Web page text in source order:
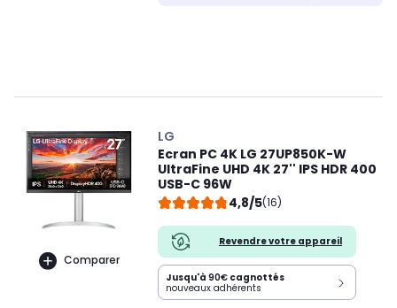
Comparer
LG
Ecran PC 4K LG 27UP850K-W
UltraFine UHD 4K 27'' IPS HDR 400
USB-C 96W
4,8/5(16)
Revendre votre appareil
Jusqu'à 90€ cagnottés
nouveaux adhérents